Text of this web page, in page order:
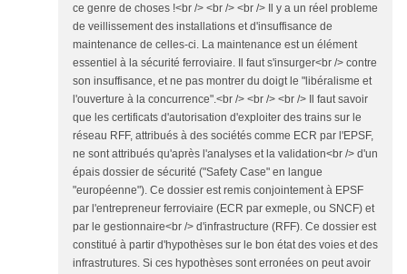
ce genre de choses !<br /> <br /> <br /> Il y a un réel probleme
de veillissement des installations et d'insuffisance de
maintenance de celles-ci. La maintenance est un élément
essentiel à la sécurité ferroviaire. Il faut s'insurger<br /> contre
son insuffisance, et ne pas montrer du doigt le "libéralisme et
l'ouverture à la concurrence".<br /> <br /> <br /> Il faut savoir
que les certificats d'autorisation d'exploiter des trains sur le
réseau RFF, attribués à des sociétés comme ECR par l'EPSF,
ne sont attribués qu'après l'analyses et la validation<br /> d'un
épais dossier de sécurité ("Safety Case" en langue
"européenne"). Ce dossier est remis conjointement à EPSF
par l'entrepreneur ferroviaire (ECR par exmeple, ou SNCF) et
par le gestionnaire<br /> d'infrastructure (RFF). Ce dossier est
constitué à partir d'hypothèses sur le bon état des voies et des
infrastrutures. Si ces hypothèses sont erronées on peut avoir